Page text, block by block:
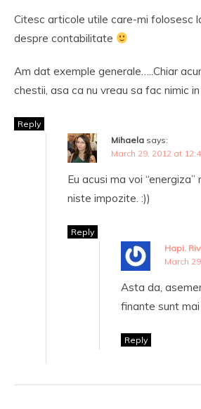
Citesc articole utile care-mi folosesc
despre contabilitate
Am dat exemple generale…..Chiar
chestii, asa ca nu vreau sa fac nimic
Reply
Mihaela says:
March 29, 2012 at
Eu acusi ma voi
niste impozite. :))
Reply
Hapi.
March
Asta da,
finante sunt
Reply